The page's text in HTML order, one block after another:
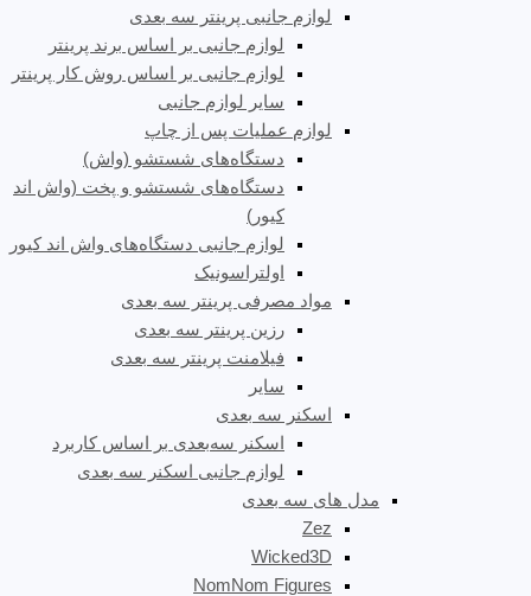
لوازم جانبی پرینتر سه بعدی
لوازم جانبی بر اساس برند پرینتر
لوازم جانبی بر اساس روش کار پرینتر
سایر لوازم جانبی
لوازم عملیات پس از چاپ
دستگاه‌های شستشو (واش)
دستگاه‌های شستشو و پخت (واش اند
کیور)
لوازم جانبی دستگاه‌های واش اند کیور
اولتراسونیک
مواد مصرفی پرینتر سه بعدی
رزین پرینتر سه بعدی
فیلامنت پرینتر سه بعدی
سایر
اسکنر سه بعدی
اسکنر سه‌بعدی بر اساس کاربرد
لوازم جانبی اسکنر سه بعدی
مدل های سه بعدی
Zez
Wicked3D
NomNom Figures